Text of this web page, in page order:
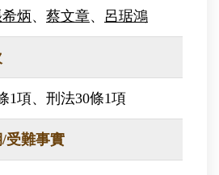
炳、 蔡文章、 呂琚鴻
1項、刑法30條1項
受難事實